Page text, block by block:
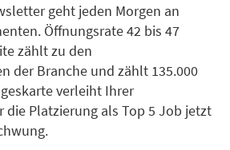
geht jeden Morgen an
Öffnungsrate 42 bis 47
zählt zu den
der Branche und zählt 135.000
verleiht Ihrer
die Platzierung als Top 5 Job jetzt